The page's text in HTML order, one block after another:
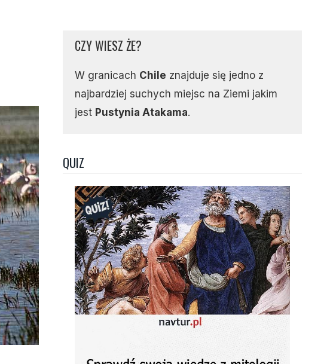
CZY WIESZ ŻE?
W granicach Chile znajduje się jedno z
najbardziej suchych miejsc na Ziemi jakim
jest Pustynia Atakama.
QUIZ